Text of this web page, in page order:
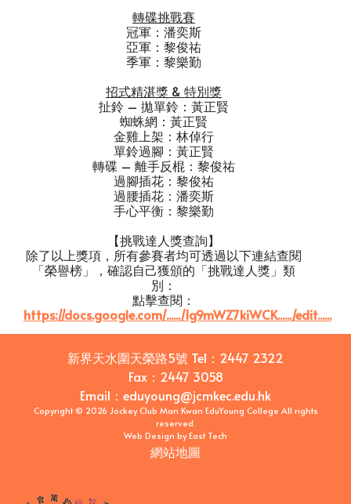
轉碟挑戰賽
冠軍：潘奕斯
亞軍：黎俊祐
季軍：黎樂勤
招式精湛獎 & 特別獎
扯鈴 – 拋單鈴：黃正賢
蜘蛛網：黃正賢
金雞上架：林倬行
單鈴過腳：黃正賢
轉碟 – 離手反棍：黎俊祐
過腳插花：黎俊祐
過腰插花：潘奕斯
手心平衡：黎樂勤
【挑戰達人獎查詢】
除了以上獎項，所有參賽者均可透過以下連結查閱
「榮譽榜」，確認自己獲頒的「挑戰達人獎」類
別：
點擊查閱：
https://docs.google.com/....../1g9mWZ7kiWCK....../edit......
新界天水圍天榮路5號 Tel： 2447 2322
Fax： 2447 3058
Email ： eduyoung@jcmkec.edu.hk
Copyright © 2026 Jockey Club Man Kwan EduYoung College All rights
reserved.
Web Design byEast Tech
網站地圖